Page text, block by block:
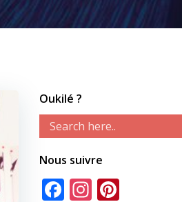
Oukilé ?
Nous suivre
Facebook
Instagram